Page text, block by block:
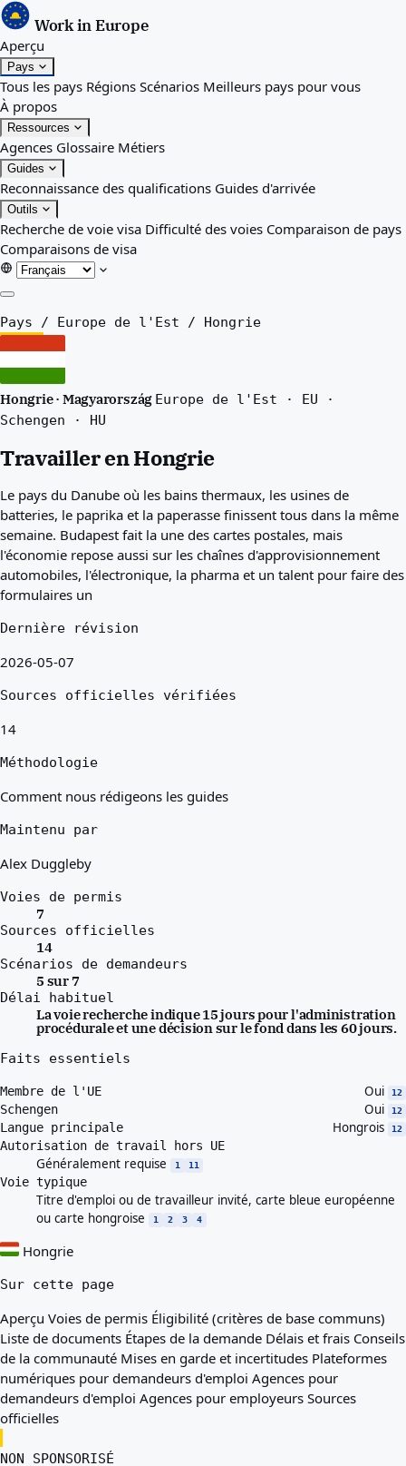
Work in Europe
Aperçu
Pays
Tous les pays Régions Scénarios Meilleurs pays pour vous
À propos
Ressources
Agences Glossaire Métiers
Guides
Reconnaissance des qualifications Guides d'arrivée
Outils
Recherche de voie visa Difficulté des voies Comparaison de pays
Comparaisons de visa
Aperçu
Scénarios
Meilleurs pays pour vous
Ressources
Glossaire
Métiers
Guides
Reconnaissance des qualifications
Guides d'arrivée
Outils
Recherche de voie visa
Comparaison de pays
Comparaisons de visa
Pays / Europe de l'Est / Hongrie
Hongrie · Magyarország Europe de l'Est · EU ·
Schengen · HU
Travailler en Hongrie
Le pays du Danube où les bains thermaux, les usines de
batteries, le paprika et la paperasse finissent tous dans la même
semaine. Budapest fait la une des cartes postales, mais
l'économie repose aussi sur les chaînes d'approvisionnement
automobiles, l'électronique, la pharma et un talent pour faire des
formulaires un
Dernière révision
2026-05-07
Sources officielles vérifiées
14
Méthodologie
Comment nous rédigeons les guides
Maintenu par
Alex Duggleby
Voies de permis
7
Sources officielles
14
Scénarios de demandeurs
5 sur 7
Délai habituel
La voie recherche indique 15 jours pour l'administration
procédurale et une décision sur le fond dans les 60 jours.
Faits essentiels
Membre de l'UE Oui 12
Schengen Oui 12
Langue principale Hongrois 12
Autorisation de travail hors UE
Généralement requise 1 11
Voie typique
Titre d'emploi ou de travailleur invité, carte bleue européenne
ou carte hongroise
1 2 3 4
Hongrie
Sur cette page
Aperçu Voies de permis Éligibilité (critères de base communs)
Liste de documents Étapes de la demande Délais et frais Conseils
de la communauté Mises en garde et incertitudes Plateformes
numériques pour demandeurs d'emploi Agences pour
demandeurs d'emploi Agences pour employeurs Sources
officielles
NON SPONSORISÉ